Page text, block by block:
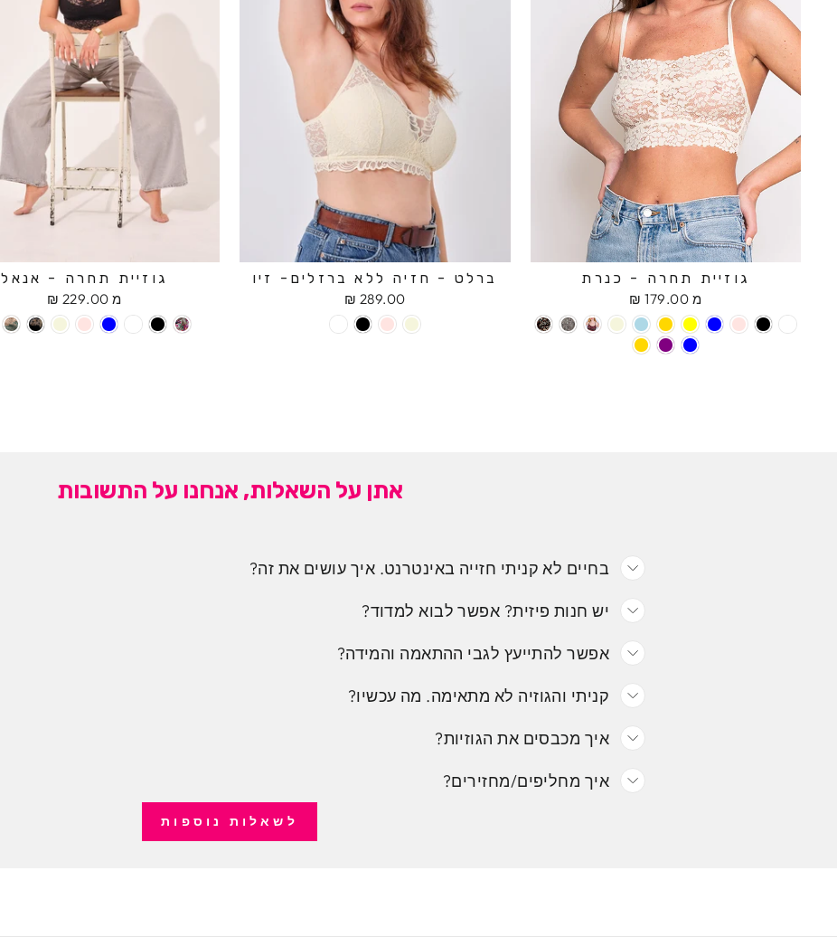
גוזיית תחרה - אנאל
מ 229.00 ₪
ברלט - חזיה ללא ברזלים- זיו
289.00 ₪
גוזיית תחרה - כנרת
מ 179.00 ₪
אתן על השאלות, אנחנו על התשובות
בחיים לא קניתי חזייה באינטרנט. איך עושים את זה?
יש חנות פיזית? אפשר לבוא למדוד?
אפשר להתייעץ לגבי ההתאמה והמידה?
קניתי והגוזיה לא מתאימה. מה עכשיו?
איך מכבסים את הגוזיות?
איך מחליפים/מחזירים?
לשאלות נוספות